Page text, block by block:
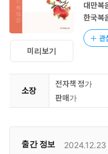
미리보기
대만복
한국복
관
소장
전자책 정가
판매가
출간 정보 2024.12.23